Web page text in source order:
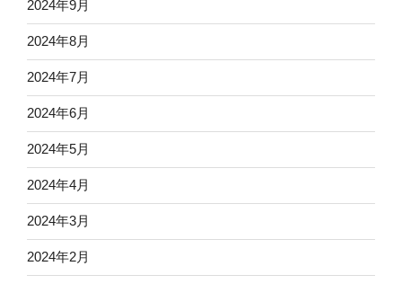
2024年9月
2024年8月
2024年7月
2024年6月
2024年5月
2024年4月
2024年3月
2024年2月